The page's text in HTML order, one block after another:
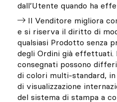
dall’Utente quando ha
Il Venditore migliora
e si riserva il diritto di
qualsiasi Prodotto senza
degli Ordini già effettuati.
consegnati possono
di colori multi-standard,
di visualizzazione
del sistema di stampa a